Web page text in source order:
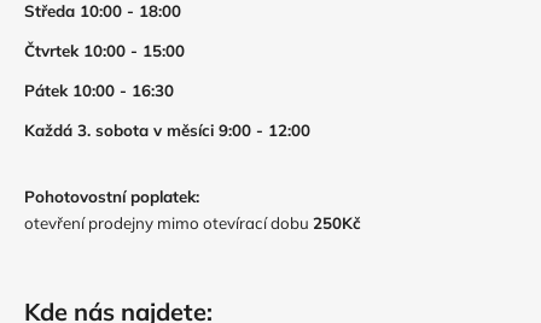
Středa 10:00 - 18:00
Čtvrtek 10:00 - 15:00
Pátek 10:00 - 16:30
Každá 3. sobota v měsíci 9:00 - 12:00
Pohotovostní poplatek:
otevření prodejny mimo otevírací dobu 250Kč
Kde nás najdete: